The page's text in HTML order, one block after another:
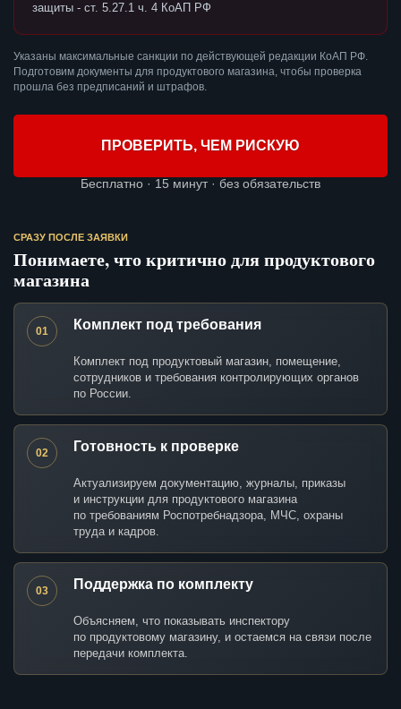
защиты - ст. 5.27.1 ч. 4 КоАП РФ
Указаны максимальные санкции по действующей редакции КоАП РФ.
Подготовим документы для продуктового магазина, чтобы проверка
прошла без предписаний и штрафов.
ПРОВЕРИТЬ, ЧЕМ РИСКУЮ
Бесплатно · 15 минут · без обязательств
СРАЗУ ПОСЛЕ ЗАЯВКИ
Понимаете, что критично для продуктового
магазина
01 Комплект под требования
Комплект под продуктовый магазин, помещение,
сотрудников и требования контролирующих органов
по России.
02 Готовность к проверке
Актуализируем документацию, журналы, приказы
и инструкции для продуктового магазина
по требованиям Роспотребнадзора, МЧС, охраны
труда и кадров.
03 Поддержка по комплекту
Объясняем, что показывать инспектору
по продуктовому магазину, и остаемся на связи после
передачи комплекта.